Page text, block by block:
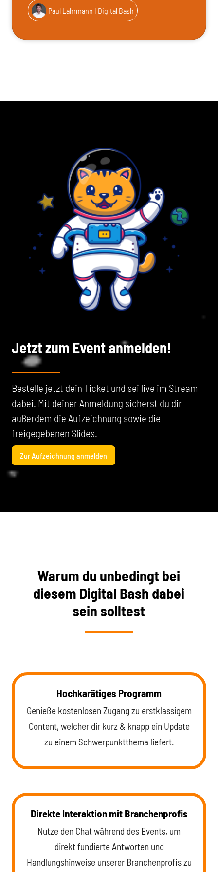
Paul Lahrmann | Digital Bash
Jetzt zum Event anmelden!
Bestelle jetzt dein Ticket und sei live im Stream
dabei. Mit deiner Anmeldung sicherst du dir
außerdem die Aufzeichnung sowie die
freigegebenen Slides.
Zur Aufzeichnung anmelden
Warum du unbedingt bei
diesem Digital Bash dabei
sein solltest
Hochkarätiges Programm
Genieße kostenlosen Zugang zu erstklassigem
Content, welcher dir kurz & knapp ein Update
zu einem Schwerpunktthema liefert.
Direkte Interaktion mit Branchenprofis
Nutze den Chat während des Events, um
direkt fundierte Antworten und
Handlungshinweise unserer Branchenprofis zu